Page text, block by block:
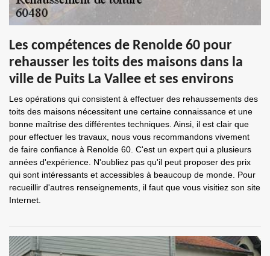
Les compétences de Renolde 60 pour
rehausser les toits des maisons dans la
ville de Puits La Vallee et ses environs
Les opérations qui consistent à effectuer des rehaussements des
toits des maisons nécessitent une certaine connaissance et une
bonne maîtrise des différentes techniques. Ainsi, il est clair que
pour effectuer les travaux, nous vous recommandons vivement
de faire confiance à Renolde 60. C'est un expert qui a plusieurs
années d'expérience. N'oubliez pas qu'il peut proposer des prix
qui sont intéressants et accessibles à beaucoup de monde. Pour
recueillir d'autres renseignements, il faut que vous visitiez son site
Internet.